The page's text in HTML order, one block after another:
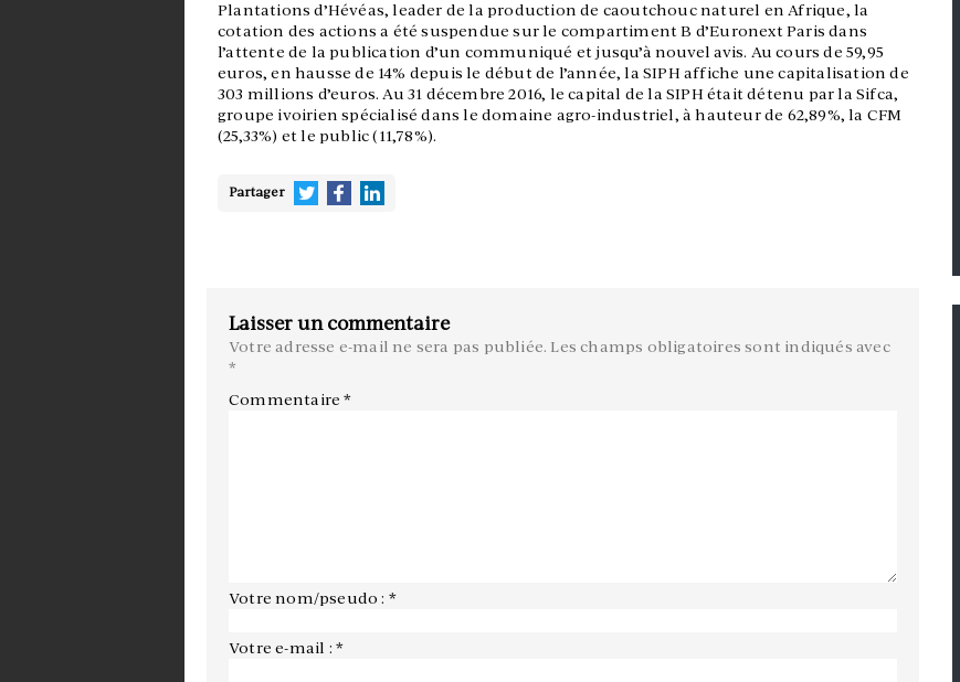
Plantations d’Hévéas, leader de la production de caoutchouc naturel en Afrique, la
cotation des actions a été suspendue sur le compartiment B d’Euronext Paris dans
l’attente de la publication d’un communiqué et jusqu’à nouvel avis. Au cours de 59,95
euros, en hausse de 14% depuis le début de l’année, la SIPH affiche une capitalisation de
303 millions d’euros. Au 31 décembre 2016, le capital de la SIPH était détenu par la Sifca,
groupe ivoirien spécialisé dans le domaine agro-industriel, à hauteur de 62,89%, la CFM
(25,33%) et le public (11,78%).
Partager
Laisser un commentaire
Votre adresse e-mail ne sera pas publiée. Les champs obligatoires sont indiqués avec
*
Commentaire*
Votre nom/pseudo : *
Votre e-mail : *